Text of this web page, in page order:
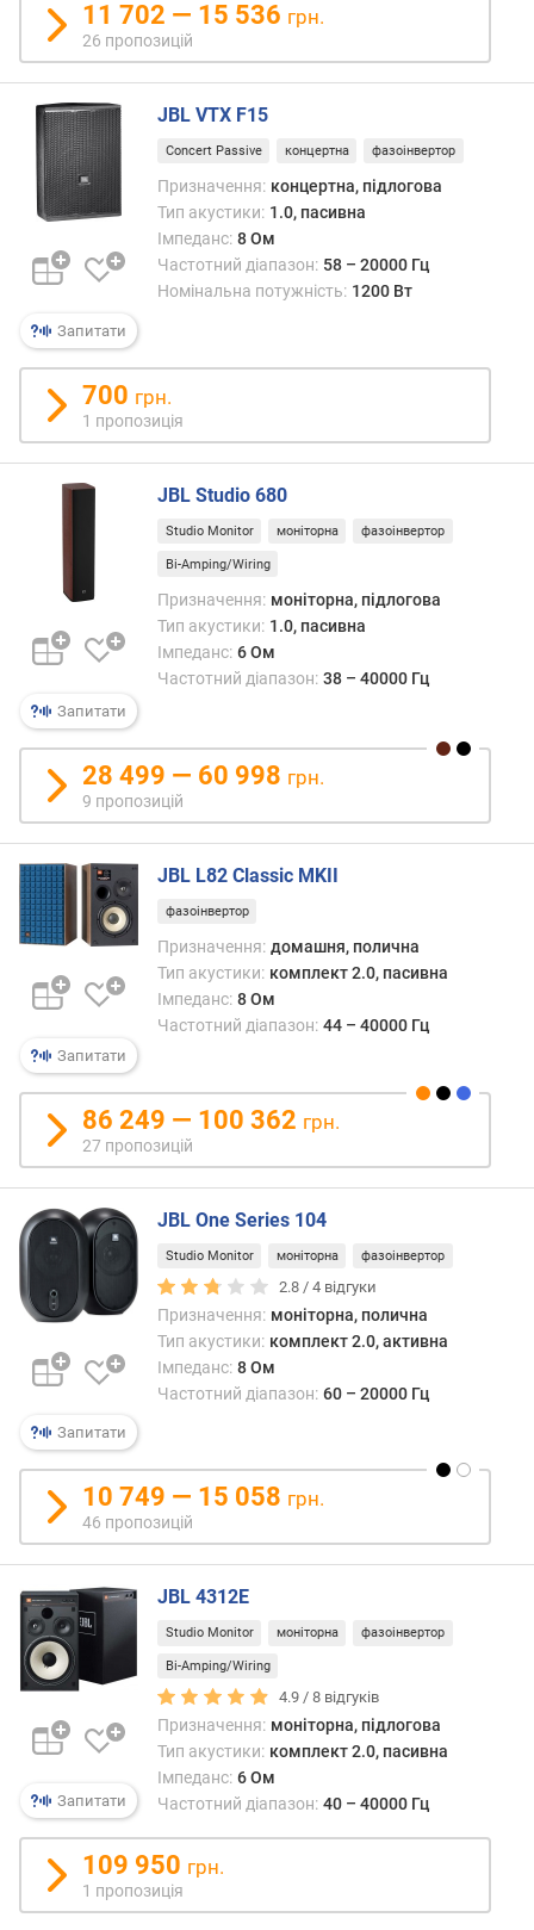
у
с
т
ь
(
В
т
)
м
і
н
.
ч
а
с
а
ц
)
м
а
к
с
.
ч
а
с
т
о
т
а
Г
ц
)
к
і
л
ь
к
с
т
к
а
л
і
в
к
і
л
ь
к
і
с
т
д
и
н
а
м
і
11 702 — 15 536 грн.
26 пропозицій
Запитати
JBL VTX F15
Concert Passive концертна фазоінвертор
Призначення: концертна, підлогова
Тип акустики: 1.0, пасивна
Імпеданс: 8 Ом
Частотний діапазон: 58 – 20000 Гц
Номінальна потужність: 1200 Вт
700 грн.
1 пропозиція
Запитати
JBL Studio 680
Studio Monitor моніторна фазоінвертор
Bi-Amping/Wiring
Призначення: моніторна, підлогова
Тип акустики: 1.0, пасивна
Імпеданс: 6 Ом
Частотний діапазон: 38 – 40000 Гц
28 499 — 60 998 грн.
9 пропозицій
Запитати
JBL L82 Classic MKII
фазоінвертор
Призначення: домашня, полична
Тип акустики: комплект 2.0, пасивна
Імпеданс: 8 Ом
Частотний діапазон: 44 – 40000 Гц
86 249 — 100 362 грн.
27 пропозицій
Запитати
JBL One Series 104
Studio Monitor моніторна фазоінвертор
2.8 /4 відгуки
Призначення: моніторна, полична
Тип акустики: комплект 2.0, активна
Імпеданс: 8 Ом
Частотний діапазон: 60 – 20000 Гц
10 749 — 15 058 грн.
46 пропозицій
Запитати
JBL 4312E
Studio Monitor моніторна фазоінвертор
Bi-Amping/Wiring
4.9 /8 відгуків
Призначення: моніторна, підлогова
Тип акустики: комплект 2.0, пасивна
Імпеданс: 6 Ом
Частотний діапазон: 40 – 40000 Гц
109 950 грн.
1 пропозиція